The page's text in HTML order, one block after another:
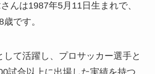
んは1987年5月11日生まれで、
です。
して活躍し、プロサッカー選手と